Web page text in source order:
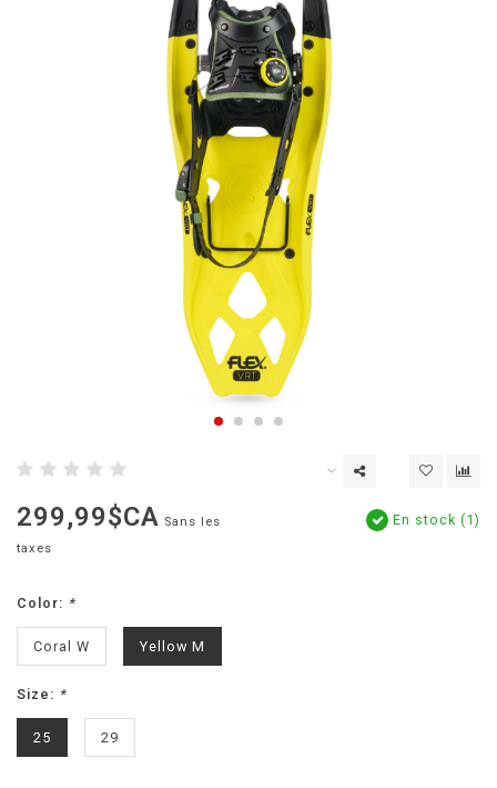
299,99$CA Sans les
taxes
En stock (1)
Color: *
Coral W Yellow M
Size: *
25 29